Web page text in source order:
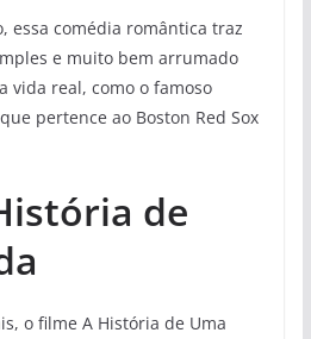
essa comédia romântica traz
e muito bem arrumado
vida real, como o famoso
pertence ao Boston Red Sox
de
o filme A História de Uma